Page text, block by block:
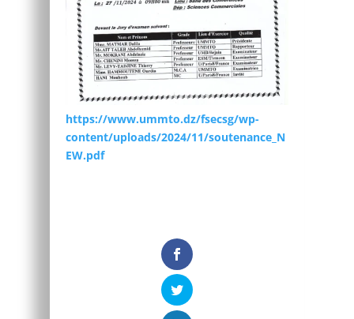
https://www.ummto.dz/fsecsg/wp-
content/uploads/2024/11/soutenance_N
EW.pdf